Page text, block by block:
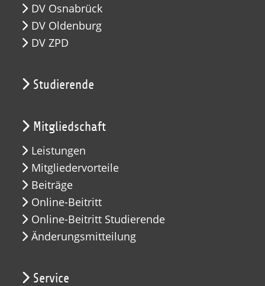
DV Osnabrück
DV Oldenburg
DV ZPD
Studierende
Mitgliedschaft
Leistungen
Mitgliedervorteile
Beiträge
Online-Beitritt
Online-Beitritt Studierende
Änderungsmitteilung
Service